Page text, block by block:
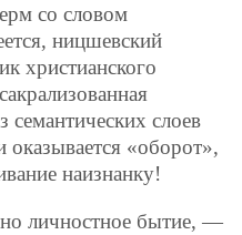
со словом
ницшевский
христианского
слоев
оказывается «оборот»,
наизнанку!
личностное бытие, —